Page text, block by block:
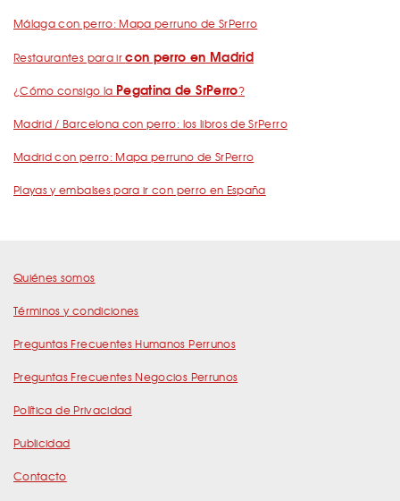
Málaga con perro: Mapa perruno de SrPerro
Restaurantes para ircon perro en Madrid
¿Cómo consigo la Pegatina de SrPerro?
Madrid / Barcelona con perro: los libros de SrPerro
Madrid con perro: Mapa perruno de SrPerro
Playas y embalses para ir con perro en España
Quiénes somos
Términos y condiciones
Preguntas Frecuentes Humanos Perrunos
Preguntas Frecuentes Negocios Perrunos
Política de Privacidad
Publicidad
Contacto